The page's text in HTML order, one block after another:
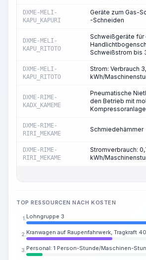
DXME-MELI-
KAPU_KAPURI
Geräte zum Gas-
-Schneiden
DXME-MELI-
KAPU_RITOTO
Schweißgeräte für
Schweißstrom bis
DXME-MELI-
KAPU_RITOTO
Strom: Verbrauch
kWh/
DXME-RIME-
KADX_KAMEME
Pneumatische
den Betrieb mit
DXME-RIME-
RIRI_MEKAME
Schmiedehämmer
DXME-RIME-
RIRI_MEKAME
Stromverbrauch:
kWh/
TOP RESSOURCEN NACH KOSTEN
1. Lohngruppe 3
2. Kranwagen auf Raupenfahrwerk, Tragkraft
3. Personal: 1 Person-Stunde/Maschinen-